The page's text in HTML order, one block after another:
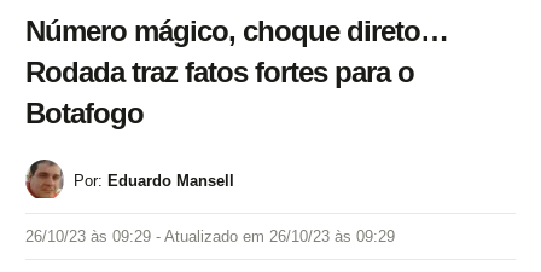
Número mágico, choque direto…
Rodada traz fatos fortes para o
Botafogo
Por: Eduardo Mansell
26/10/23 às 09:29 - Atualizado em 26/10/23 às 09:29